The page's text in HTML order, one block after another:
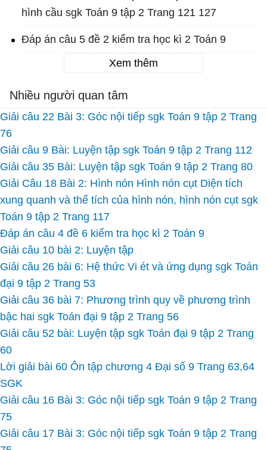
hình cầu sgk Toán 9 tập 2 Trang 121 127
Đáp án câu 5 đề 2 kiểm tra học kì 2 Toán 9
Xem thêm
Nhiều người quan tâm
Giải câu 22 Bài 3: Góc nội tiếp sgk Toán 9 tập 2 Trang
76
Giải câu 9 Bài: Luyện tập sgk Toán 9 tập 2 Trang 112
Giải câu 35 Bài: Luyện tập sgk Toán 9 tập 2 Trang 80
Giải Câu 18 Bài 2: Hình nón Hình nón cụt Diện tích
xung quanh và thể tích của hình nón, hình nón cụt sgk
Toán 9 tập 2 Trang 117
Đáp án câu 4 đề 6 kiểm tra học kì 2 Toán 9
Giải câu 10 bài 2: Luyện tập
Giải câu 26 bài 6: Hệ thức Vi ét và ứng dụng sgk Toán
đại 9 tập 2 Trang 53
Giải câu 36 bài 7: Phương trình quy về phương trình
bậc hai sgk Toán đại 9 tập 2 Trang 56
Giải câu 52 bài: Luyện tập sgk Toán đại 9 tập 2 Trang
60
Lời giải bài 60 Ôn tập chương 4 Đại số 9 Trang 63,64
SGK
Giải câu 16 Bài 3: Góc nội tiếp sgk Toán 9 tập 2 Trang
75
Giải câu 17 Bài 3: Góc nội tiếp sgk Toán 9 tập 2 Trang